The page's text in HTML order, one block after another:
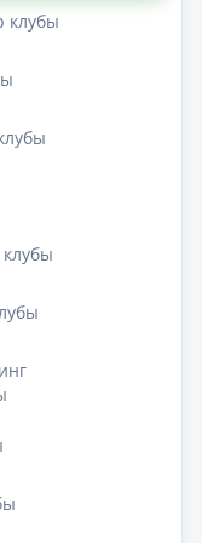
клубы
клубы